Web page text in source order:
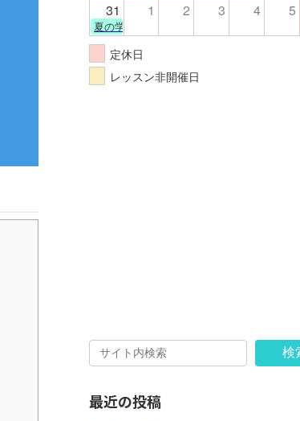
31 1 2 3 4 5
夏の学童保育
定休日
レッスン非開催日
検
最近の投稿